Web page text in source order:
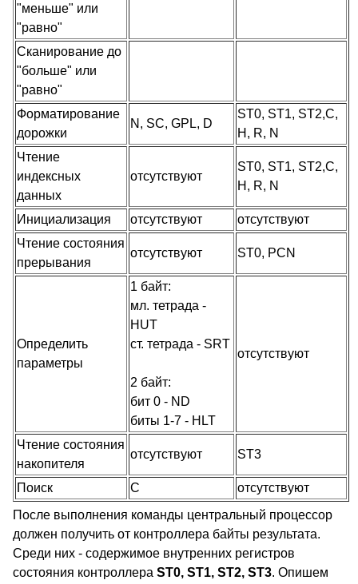
"меньше" или
"равно"
Сканирование до
"больше" или
"равно"
Форматирование
дорожки
N, SC, GPL, D
ST0, ST1, ST2,C,
H, R, N
Чтение
индексных
данных
отсутствуют
ST0, ST1, ST2,C,
H, R, N
Инициализация отсутствуют
отсутствуют
Чтение состояния
прерывания
отсутствуют ST0, PCN
Определить
параметры
1 байт:
мл. тетрада -
HUT
ст. тетрада - SRT
2 байт:
бит 0 - ND
биты 1-7 - HLT
отсутствуют
Чтение состояния
накопителя
отсутствуют ST3
Поиск C
отсутствуют
После выполнения команды центральный процессор
должен получить от контроллера байты результата.
Среди них - содержимое внутренних регистров
состояния контроллера ST0, ST1, ST2, ST3. Опишем